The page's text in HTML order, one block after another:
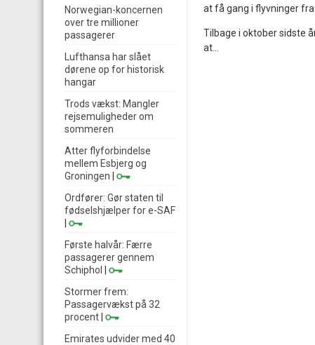
at få gang i flyvninger fra
Tilbage i oktober sidste
at...
Norwegian-koncernen
over tre millioner
passagerer
Lufthansa har slået
dørene op for historisk
hangar
Trods vækst: Mangler
rejsemuligheder om
sommeren
Atter flyforbindelse
mellem Esbjerg og
Groningen
Ordfører: Gør staten til
fødselshjælper for e-SAF
Første halvår: Færre
passagerer gennem
Schiphol
Stormer frem:
Passagervækst på 32
procent
Emirates udvider med 40